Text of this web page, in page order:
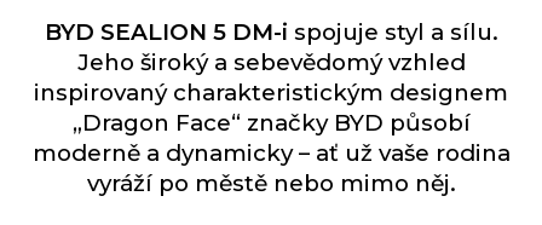
BYD SEALION 5 DM-i spojuje styl a sílu.
Jeho široký a sebevědomý vzhled
inspirovaný charakteristickým designem
„Dragon Face“ značky BYD působí
moderně a dynamicky – ať už vaše rodina
vyráží po městě nebo mimo něj.